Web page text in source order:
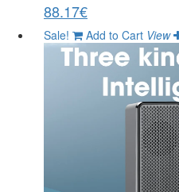
88.17€
Sale! Add to Cart View